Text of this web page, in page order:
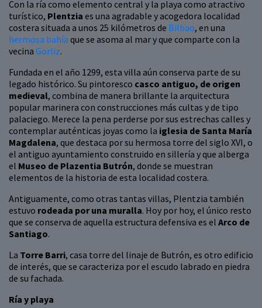
Con la ría como elemento central y la playa como atractivo
turístico, Plentzia es una agradable y acogedora localidad
costera situada a unos 25 kilómetros de Bilbao, en una
hermosa bahía que se asoma al mar y que comparte con la
vecina Gorliz.
Fundada en el año 1299, esta villa aún conserva parte de su
legado histórico. Su pintoresco casco antiguo, de origen
medieval, combina de manera brillante la arquitectura
popular marinera con construcciones más cultas y de tipo
palaciego. Merece la pena perderse por sus estrechas calles y
contemplar auténticas joyas como la iglesia de Santa María
Magdalena, que destaca por su hermosa torre del siglo XVI, o
el antiguo ayuntamiento construido en sillería y que alberga
el Museo de Plazentia Butrón, donde se muestran
elementos de la historia de esta localidad costera.
Antiguamente, como otras tantas villas, Plentzia también
estuvo rodeada por una muralla. Hoy por hoy, el único resto
que se conserva de aquella estructura defensiva es el Arco de
Santiago.
La Torre Barri, casa torre del linaje de Butrón, es otro edificio
de interés, que se caracteriza por el escudo labrado en piedra
de su fachada.
Ría y playa